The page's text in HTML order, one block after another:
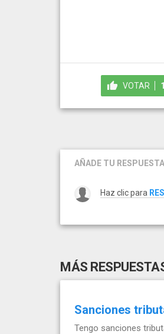
VOTAR 1
AÑADE TU RESPUESTA
Haz clic para
MÁS
Sanciones
Tengo sanciones